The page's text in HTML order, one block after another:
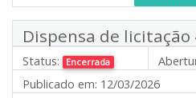
Dispensa de licitação
Status: Encerrada
Publicado em: 12/03/2026